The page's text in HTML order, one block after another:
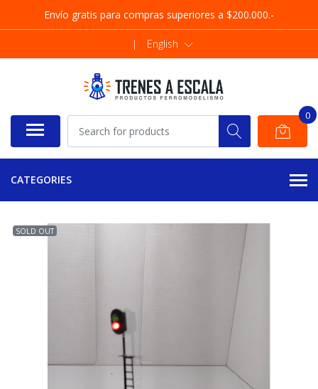
Envío gratis para compras superiores a $200.000.-
| English
0
CATEGORIES
SOLD OUT